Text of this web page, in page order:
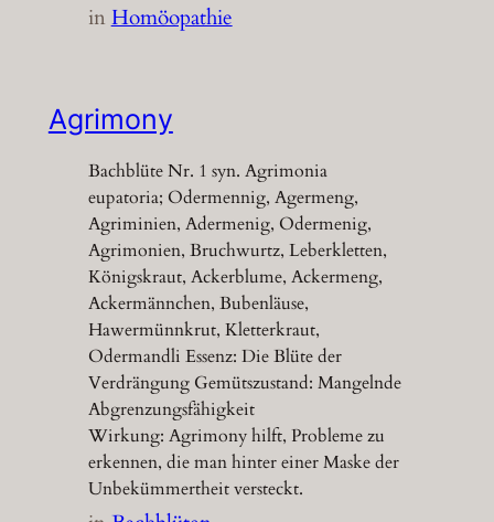
inHomöopathie
Agrimony
Bachblüte Nr. 1 syn. Agrimonia
eupatoria; Odermennig, Agermeng,
Agriminien, Adermenig, Odermenig,
Agrimonien, Bruchwurtz, Leberkletten,
Königskraut, Ackerblume, Ackermeng,
Ackermännchen, Bubenläuse,
Hawermünnkrut, Kletterkraut,
Odermandli Essenz: Die Blüte der
Verdrängung Gemütszustand: Mangelnde
Abgrenzungsfähigkeit
Wirkung: Agrimony hilft, Probleme zu
erkennen, die man hinter einer Maske der
Unbekümmertheit versteckt.